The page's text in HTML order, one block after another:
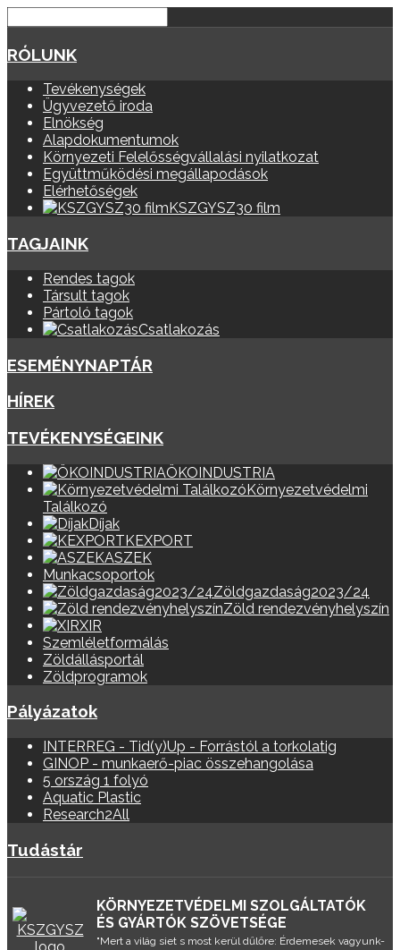
RÓLUNK
Tevékenységek
Ügyvezető iroda
Elnökség
Alapdokumentumok
Környezeti Felelősségvállalási nyilatkozat
Együttműködési megállapodások
Elérhetőségek
KSZGYSZ30 film
TAGJAINK
Rendes tagok
Társult tagok
Pártoló tagok
Csatlakozás
ESEMÉNYNAPTÁR
HÍREK
TEVÉKENYSÉGEINK
ÖKOINDUSTRIA
Környezetvédelmi
Találkozó
Díjak
KEXPORT
ASZEK
Munkacsoportok
Zöldgazdaság2023/24
Zöld rendezvényhelyszín
XIR
Szemléletformálás
Zöldállásportál
Zöldprogramok
Pályázatok
INTERREG - Tid(y)Up - Forrástól a torkolatig
GINOP - munkaerő-piac összehangolása
5 ország 1 folyó
Aquatic Plastic
Research2All
Tudástár
KÖRNYEZETVÉDELMI SZOLGÁLTATÓK
ÉS GYÁRTÓK SZÖVETSÉGE
"Mert a világ siet s most kerül dűlőre: Érdemesek vagyunk-